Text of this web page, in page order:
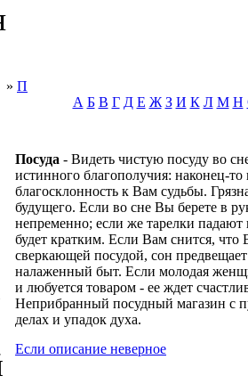
» П
А Б В Г Д Е Ж З И К Л М Н
Посуда - Видеть чистую посуду во
истинного благополучия: наконец-
благосклонность к Вам судьбы.
будущего. Если во сне Вы берете в
непременно; если же тарелки
будет кратким. Если Вам снится,
сверкающей посудой, сон
налаженный быт. Если молодая
и любуется товаром - ее ждет
Неприбранный посудный магазин с
делах и упадок духа.
Если описание неверное